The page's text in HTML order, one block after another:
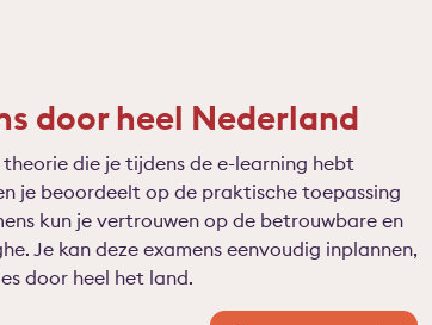
door heel Nederland
die je tijdens de e-learning hebt
je beoordeelt op de praktische toepassing
kun je vertrouwen op de betrouwbare en
Je kan deze examens eenvoudig inplannen,
door heel het land.